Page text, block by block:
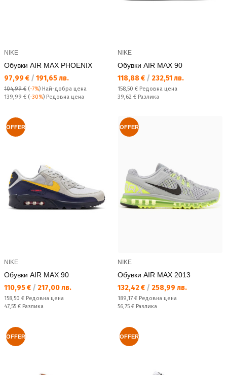
NIKE
Обувки AIR MAX PHOENIX
Текуща цена:
97,99 € / 191,65 лв.
104,99 € (-7%) Най-добра цена
Редовна цена:
139,99 € (-30%) Редовна цена
NIKE
Обувки AIR MAX 90
Текуща цена:
118,88 € / 232,51 лв.
Редовна цена:
158,50 € Редовна цена
Спестявате:
39,62 € Разлика
OFFER
NIKE
Обувки AIR MAX 90
Текуща цена:
110,95 € / 217,00 лв.
Редовна цена:
158,50 € Редовна цена
Спестявате:
47,55 € Разлика
OFFER
NIKE
Обувки AIR MAX 2013
Текуща цена:
132,42 € / 258,99 лв.
Редовна цена:
189,17 € Редовна цена
Спестявате:
56,75 € Разлика
OFFER OFFER